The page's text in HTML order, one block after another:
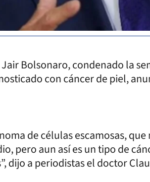
Bolsonaro, condenado la
con cáncer de piel,
de células escamosas,
pero aun así es un tipo de
dijo a periodistas el doctor